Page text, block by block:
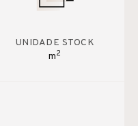
UNIDADE STOCK
m2